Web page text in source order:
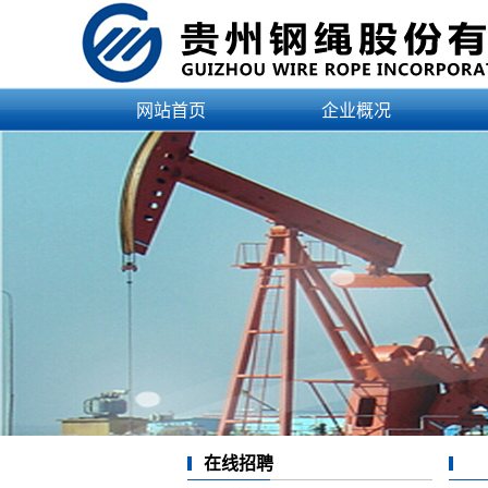
网站首页 企业概况
领导介绍
治理结构
文化理念
发展历程
企业荣誉
在线招聘